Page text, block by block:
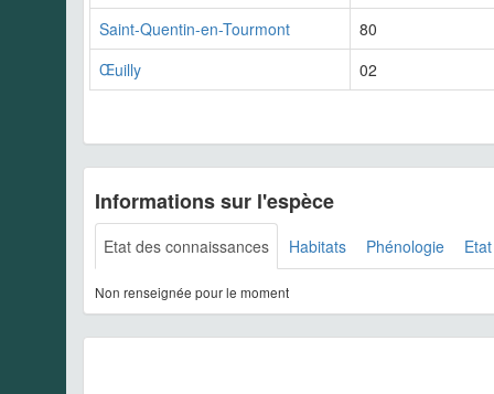
Saint-Quentin-en-Tourmont
80
Œuilly
02
Informations sur l'espèce
Etat des connaissances Habitats Phénologie
Non renseignée pour le moment